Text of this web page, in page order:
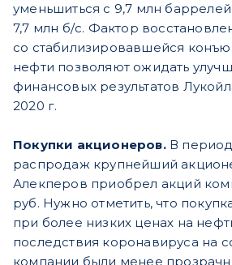
уменьшиться с 9,7 млн баррелей
7,7 млн б/с. Фактор
со стабилизировавшейся
нефти позволяют ожидать
финансовых результатов
2020 г.
Покупки акционеров.В
распродаж крупнейший
Алекперов приобрел акций
руб. Нужно отметить, что
при более низких ценах на
последствия коронавируса на
компании были менее